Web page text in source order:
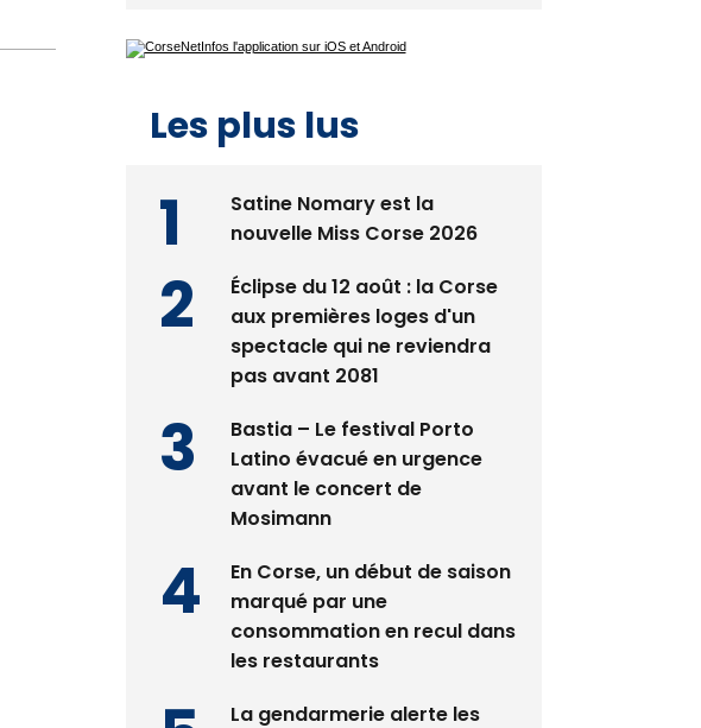
Les plus lus
Satine Nomary est la
nouvelle Miss Corse 2026
Éclipse du 12 août : la Corse
aux premières loges d'un
spectacle qui ne reviendra
pas avant 2081
Bastia – Le festival Porto
Latino évacué en urgence
avant le concert de
Mosimann
En Corse, un début de saison
marqué par une
consommation en recul dans
les restaurants
La gendarmerie alerte les